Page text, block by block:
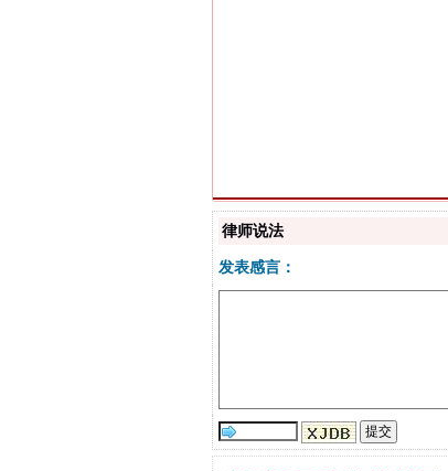
站台名比不上好声名
律师说法
发表感言：